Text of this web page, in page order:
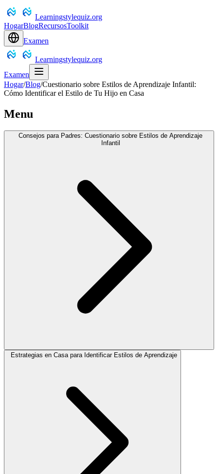
Learningstylequiz.org
HogarBlogRecursosToolkit
Examen
Learningstylequiz.org
Examen
Hogar/Blog/Cuestionario sobre Estilos de Aprendizaje Infantil:
Cómo Identificar el Estilo de Tu Hijo en Casa
Menu
Consejos para Padres: Cuestionario sobre Estilos de Aprendizaje
Infantil
Estrategias en Casa para Identificar Estilos de Aprendizaje